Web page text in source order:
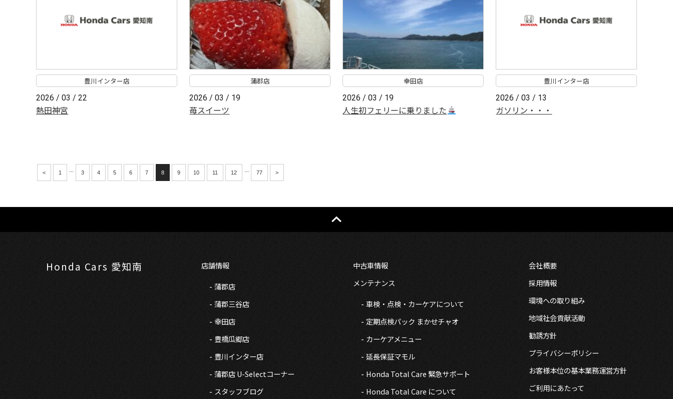
豊川インター店
2026 / 03 / 22
熱田神宮
蒲郡店
2026 / 03 / 19
苺スイーツ
幸田店
2026 / 03 / 19
人生初フェリーに乗りました
豊川インター店
2026 / 03 / 13
ガソリン・・・
< 1 3 4 5 6 7 8 9 10 11 12 77 >
Honda Cars 愛知南
店舗情報
蒲郡店
蒲郡三谷店
幸田店
豊橋瓜郷店
豊川インター店
蒲郡店 U-Selectコーナー
スタッフブログ
中古車情報
メンテナンス
車検・点検・カーケアについて
定期点検パック まかせチャオ
カーケアメニュー
延長保証マモル
Honda Total Care 緊急サポート
Honda Total Care について
会社概要
採用情報
環境への取り組み
地域社会貢献活動
勧誘方針
プライバシーポリシー
お客様本位の基本業務運営方針
ご利用にあたって